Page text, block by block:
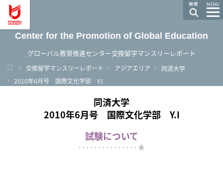
MENU
Center for the Promotion of Global Education
グローバル教育推進センター交換留学マンスリーレポート
ホーム
交換留学マンスリーレポート アジアエリア
同済大学
2010年6月号 国際文化学部 Y.I
同済大学
2010年6月号 国際文化学部 Y.I
試験について
･･･････････････★